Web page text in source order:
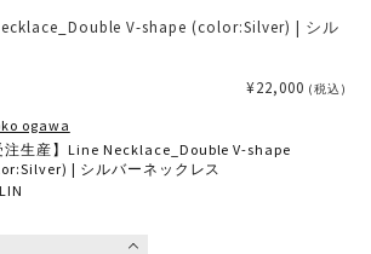
V-shape (color:Silver) | シル
¥22,000 (税込)
ogawa
注生産】Line Necklace_Double V-shape
| シルバーネックレス